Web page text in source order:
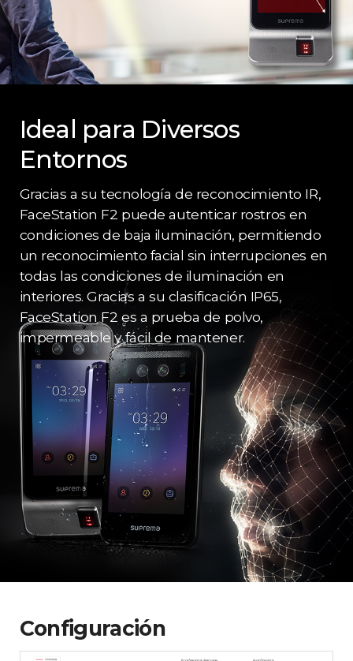
Ideal para Diversos
Entornos
Gracias a su tecnología de reconocimiento IR,
FaceStation F2 puede autenticar rostros en
condiciones de baja iluminación, permitiendo
un reconocimiento facial sin interrupciones en
todas las condiciones de iluminación en
interiores. Gracias a su clasificación IP65,
FaceStation F2 es a prueba de polvo,
impermeable y fácil de mantener.
Configuración